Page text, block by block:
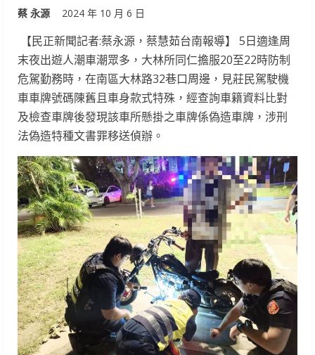
蔡 永源 2024 年 10 月 6 日
【民正新聞記者:蔡永源，蔡慧茹台南報導】 5日適逢周
末夜出遊人潮車潮眾多，大林所同仁擔服20至22時防制
危駕勤務時，在南區大林路32巷口周邊，見莊民駕駛機
車車牌號碼陳舊且車身款式特殊，經查詢車籍資料比對
及檢查車牌後發現該車所懸掛之車牌係偽造車牌，涉刑
法偽造特種文書罪移送偵辦。